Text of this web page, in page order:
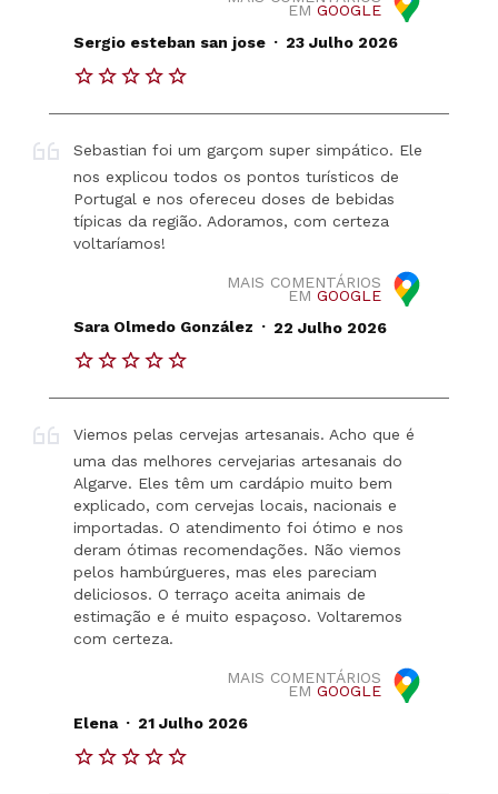
EM GOOGLE
Sergio esteban san jose . 23 Julho 2026
Sebastian foi um garçom super simpático. Ele
nos explicou todos os pontos turísticos de
Portugal e nos ofereceu doses de bebidas
típicas da região. Adoramos, com certeza
voltaríamos!
MAIS COMENTÁRIOS
EM GOOGLE
Sara Olmedo González . 22 Julho 2026
Viemos pelas cervejas artesanais. Acho que é
uma das melhores cervejarias artesanais do
Algarve. Eles têm um cardápio muito bem
explicado, com cervejas locais, nacionais e
importadas. O atendimento foi ótimo e nos
deram ótimas recomendações. Não viemos
pelos hambúrgueres, mas eles pareciam
deliciosos. O terraço aceita animais de
estimação e é muito espaçoso. Voltaremos
com certeza.
MAIS COMENTÁRIOS
EM GOOGLE
Elena . 21 Julho 2026